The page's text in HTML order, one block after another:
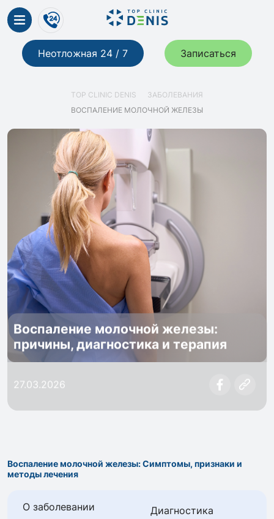
Неотложная 24 / 7 Записаться
TOP CLINIC DENIS
ЗАБОЛЕВАНИЯ
ВОСПАЛЕНИЕ МОЛОЧНОЙ ЖЕЛЕЗЫ
Воспаление молочной железы:
причины, диагностика и терапия
27.03.2026
Воспаление молочной железы: Симптомы, признаки и
методы лечения
О заболевании
Диагностика